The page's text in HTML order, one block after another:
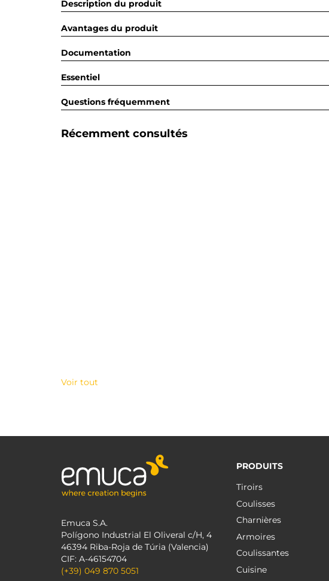
Description du produit
Avantages du produit
Documentation
Essentiel
Questions fréquemment
Récemment consultés
Voir tout
Emuca S.A.
Polígono Industrial El Oliveral c/H, 4
46394 Riba-Roja de Túria (Valencia)
CIF: A-46154704
(+39) 049 870 5051
PRODUITS
Tiroirs
Coulisses
Charnières
Armoires
Coulissantes
Cuisine